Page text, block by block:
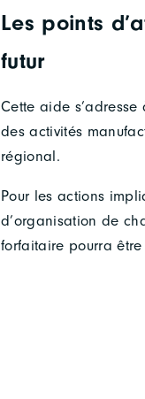
Les points
futur
Cette aide s’adresse
des activités
régional.
Pour les actions
d’organisation de
forfaitaire pourra